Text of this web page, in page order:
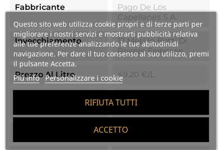
Questo sito web utilizza cookie propri e di terze parti per
migliorare i nostri servizi e mostrarti pubblicità relativa
alle tue preferenze analizzando le tue abitudinidi
navigazione. Per dare il tuo consenso al suo utilizzo, premi
il pulsante Accetta.
Piú info Personalizzare i cookie
RIFIUTA TUTTI
ACCETTO
Fabbricante
Pago De Los
Capellanes S.A.
Invecchiamento
12 Mesi In Botti Di
Rovere Francese
Prezzo Al Litro 49.20 €/l
Denominazione Di
D.O. Ribera Del Duero
13.5%